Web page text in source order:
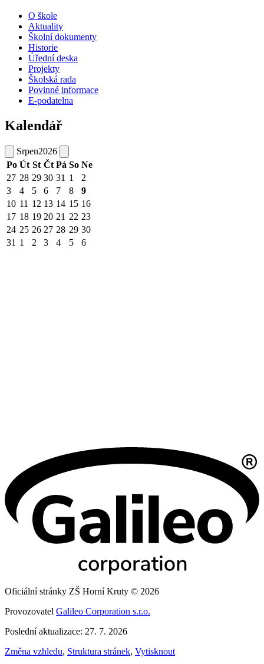
O škole
Aktuality
Školní dokumenty
Historie
Úřední deska
Projekty
Školská rada
Povinné informace
E-podatelna
Kalendář
Srpen2026
Po Út St Čt Pá So Ne
27 28 29 30 31 1
2
3
4 5 6 7 8
9
10 11 12 13 14 15 16
17 18 19 20 21 22 23
24 25 26 27 28 29 30
31 1 2 3 4 5 6
Oficiální stránky ZŠ Horní Kruty © 2026
Provozovatel Galileo Corporation s.r.o.
Poslední aktualizace: 27. 7. 2026
Změna vzhledu, Struktura stránek, Vytisknout